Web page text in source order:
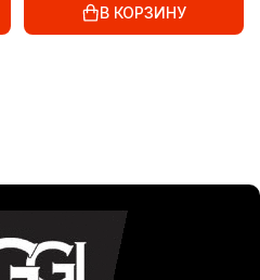
В КОРЗИНУ